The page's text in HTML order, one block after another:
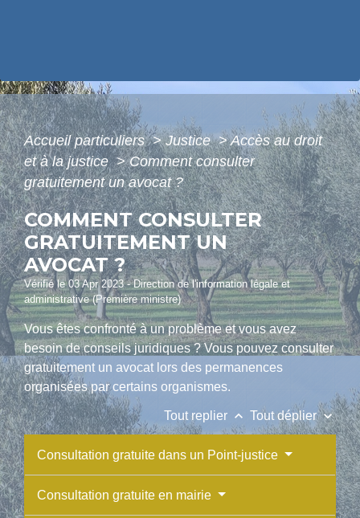
Accueil particuliers> Justice> Accès au droit
et à la justice> Comment consulter
gratuitement un avocat ?
COMMENT CONSULTER
GRATUITEMENT UN
AVOCAT ?
Vérifié le 03 Apr 2023 - Direction de l'information légale et
administrative (Première ministre)
Vous êtes confronté à un problème et vous avez
besoin de conseils juridiques ? Vous pouvez consulter
gratuitement un avocat lors des permanences
organisées par certains organismes.
Tout replier keyboard_arrow_up Tout déplierkeyboard_arrow_down
Consultation gratuite dans un Point-justice
Consultation gratuite en mairie